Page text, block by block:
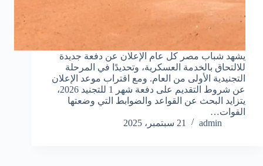
يشهد شباب مصر كل عام الإعلان عن دفعة جديدة
للالتحاق بالخدمة العسكرية، وتحديدًا في المرحلة
التجنيدية الأولى من العام. ومع اقتراب موعد الإعلان
عن شروط التقديم على دفعة شهر 1 للتجنيد 2026،
يتزايد البحث عن القواعد والضوابط التي وضعتها
القوات…
admin
21 سبتمبر، 2025